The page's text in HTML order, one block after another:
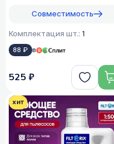
Совместимость
Комплектация шт.: 1
88 ₽ в
525 ₽
хит